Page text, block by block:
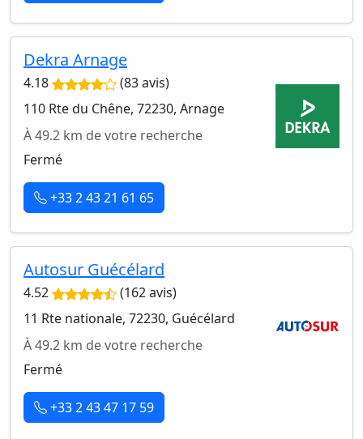
Dekra Arnage
4.18
(83 avis)
110 Rte du Chêne, 72230, Arnage
À 49.2 km de votre recherche
Fermé
+33 2 43 21 61 65
Autosur Guécélard
4.52
(162 avis)
11 Rte nationale, 72230, Guécélard
À 49.2 km de votre recherche
Fermé
+33 2 43 47 17 59